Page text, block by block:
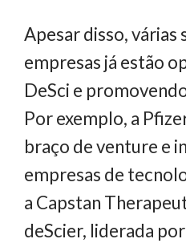
Apesar disso, várias
empresas já estão
DeSci e
Por exemplo, a
braço de venture e
empresas de
a Capstan
deScier, liderada